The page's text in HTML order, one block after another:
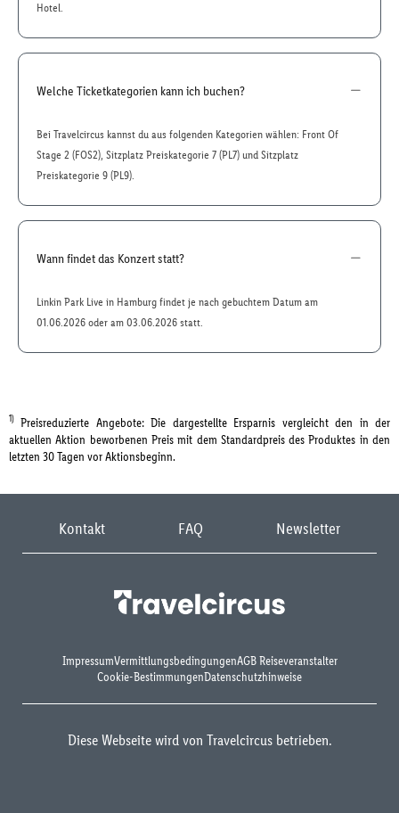
Hotel.
Welche Ticketkategorien kann ich buchen?
Bei Travelcircus kannst du aus folgenden Kategorien wählen: Front Of
Stage 2 (FOS2), Sitzplatz Preiskategorie 7 (PL7) und Sitzplatz
Preiskategorie 9 (PL9).
Wann findet das Konzert statt?
Linkin Park Live in Hamburg findet je nach gebuchtem Datum am
01.06.2026 oder am 03.06.2026 statt.
1) Preisreduzierte Angebote: Die dargestellte Ersparnis vergleicht den in der
aktuellen Aktion beworbenen Preis mit dem Standardpreis des Produktes in den
letzten 30 Tagen vor Aktionsbeginn.
Kontakt FAQ Newsletter
ImpressumVermittlungsbedingungenAGB Reiseveranstalter
Cookie-BestimmungenDatenschutzhinweise
Diese Webseite wird von Travelcircus betrieben.